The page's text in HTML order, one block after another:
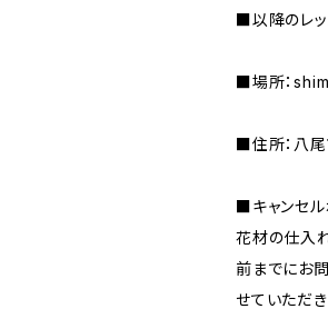
■以降のレッ
■場所：
■住所：八
■キャンセル
花材の仕入
前までにお
せていただき